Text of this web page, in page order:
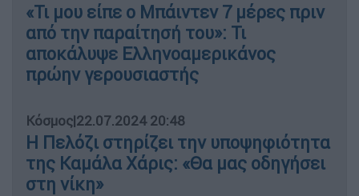
«Τι μου είπε ο Μπάιντεν 7 μέρες πριν
από την παραίτησή του»: Τι
αποκάλυψε Ελληνοαμερικάνος
πρώην γερουσιαστής
Κόσμος|22.07.2024 20:48
Η Πελόζι στηρίζει την υποψηφιότητα
της Καμάλα Χάρις: «Θα μας οδηγήσει
στη νίκη»